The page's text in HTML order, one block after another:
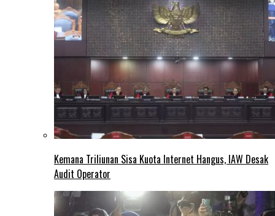
Kemana Triliunan Sisa Kuota Internet Hangus, IAW Desak
Audit Operator